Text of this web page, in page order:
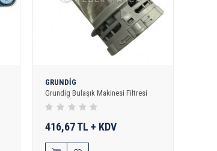
GRUNDİG
Grundig Bulaşık Makinesi Filtresi
416,67 TL + KDV